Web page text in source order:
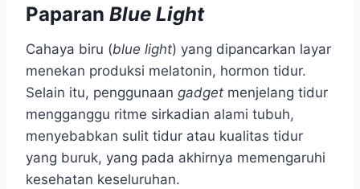
Paparan Blue Light
Cahaya biru (blue light) yang dipancarkan layar
menekan produksi melatonin, hormon tidur.
Selain itu, penggunaan gadget menjelang tidur
mengganggu ritme sirkadian alami tubuh,
menyebabkan sulit tidur atau kualitas tidur
yang buruk, yang pada akhirnya memengaruhi
kesehatan keseluruhan.